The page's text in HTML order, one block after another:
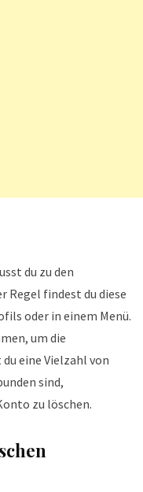
du zu den
Regel findest du diese
oder in einem Menü.
um die
eine Vielzahl von
sind,
zu löschen.